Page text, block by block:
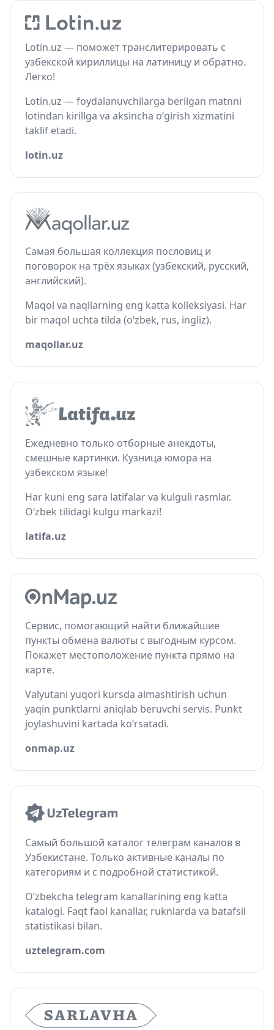
Lotin.uz — поможет транслитерировать с
узбекской кириллицы на латиницу и обратно.
Легко!
Lotin.uz — foydalanuvchilarga berilgan matnni
lotindan kirillga va aksincha o‘girish xizmatini
taklif etadi.
lotin.uz
Самая большая коллекция пословиц и
поговорок на трёх языках (узбекский, русский,
английский).
Maqol va naqllarning eng katta kolleksiyasi. Har
bir maqol uchta tilda (o‘zbek, rus, ingliz).
maqollar.uz
Ежедневно только отборные анекдоты,
смешные картинки. Кузница юмора на
узбекском языке!
Har kuni eng sara latifalar va kulguli rasmlar.
O‘zbek tilidagi kulgu markazi!
latifa.uz
Сервис, помогающий найти ближайшие
пункты обмена валюты с выгодным курсом.
Покажет местоположение пункта прямо на
карте.
Valyutani yuqori kursda almashtirish uchun
yaqin punktlarni aniqlab beruvchi servis. Punkt
joylashuvini kartada ko‘rsatadi.
onmap.uz
Самый большой каталог телеграм каналов в
Узбекистане. Только активные каналы по
категориям и с подробной статистикой.
O‘zbekcha telegram kanallarining eng katta
katalogi. Faqt faol kanallar, ruknlarda va batafsil
statistikasi bilan.
uztelegram.com